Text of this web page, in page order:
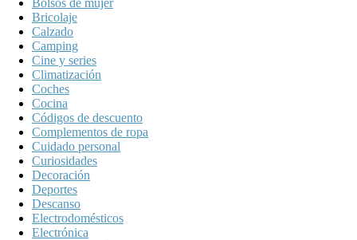
Bricolaje
Calzado
Camping
Cine y series
Climatización
Coches
Cocina
Códigos de descuento
Complementos de ropa
Cuidado personal
Curiosidades
Decoración
Deportes
Descanso
Electrodomésticos
Electrónica